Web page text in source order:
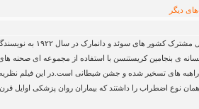
دیگر
هکسان , نام مستندی فانتزی و ترسناک محصول مشترک کشور های سوئد و
ی بنجامین کریستنسن با استفاده از مجموعه ای صحنه
, راهبه های تسخیر شده و جشن شیطانی است.در این فیلم
نوع اضطراب را داشتند که بیماران روان‌ پزشکی اوایل قرن